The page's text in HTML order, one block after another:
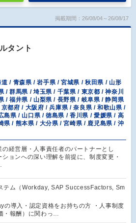
掲載期間：26/08/04～26/08/17
タント
道 / 青森県 / 岩手県 / 宮城県 / 秋田県 / 山形
/ 群馬県 / 埼玉県 / 千葉県 / 東京都 / 神奈川
/ 福井県 / 山梨県 / 長野県 / 岐阜県 / 静岡県
都府 / 大阪府 / 兵庫県 / 奈良県 / 和歌山県 /
島県 / 山口県 / 徳島県 / 香川県 / 愛媛県 / 高
県 / 熊本県 / 大分県 / 宮崎県 / 鹿児島県 / 沖
の経営層・人事責任者のパートナーとし
ョンへの深い理解を前提に、制度変更・
テム（Workday, SAP SuccessFactors, Sm
の導入・認定資格をお持ちの方 ・人事制度
・報酬）に関わっ…